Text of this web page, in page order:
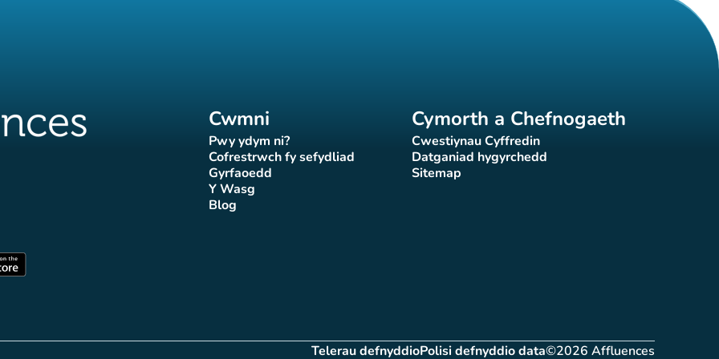
Cwmni
Pwy ydym ni?
(tab newydd)
Cofrestrwch fy sefydliad
(tab newydd)
Gyrfaoedd(tab newydd)
Y Wasg(tab newydd)
Blog(tab newydd)
Cymorth a Chefnogaeth
Cwestiynau Cyffredin
(tab newydd)
Datganiad hygyrchedd
(tab newydd)
Sitemap(tab newydd)
Telerau defnyddioPolisi defnyddio data©2026 Affluences